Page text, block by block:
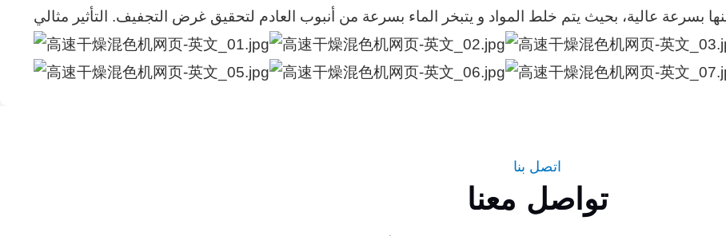
اتصل بنا
تواصل معنا